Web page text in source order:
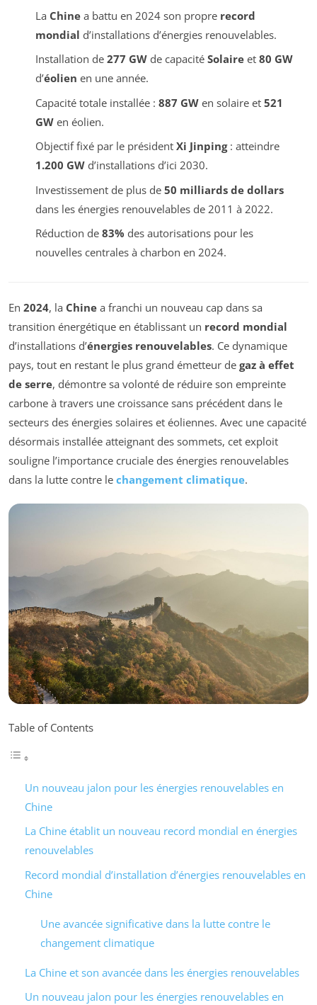
La Chinea battu en 2024 son propre record
mondial d’installations d’énergies renouvelables.
Installation de 277 GWde capacité Solaireet 80 GW
d’éolien en une année.
Capacité totale installée : 887 GWen solaire et 521
GWen éolien.
Objectif fixé par le président Xi Jinping: atteindre
1.200 GWd’installations d’ici 2030.
Investissement de plus de 50 milliards de dollars
dans les énergies renouvelables de 2011 à 2022.
Réduction de 83% des autorisations pour les
nouvelles centrales à charbon en 2024.
En 2024, la Chine a franchi un nouveau cap dans sa
transition énergétique en établissant un record mondial
d’installations d’énergies renouvelables. Ce dynamique
pays, tout en restant le plus grand émetteur de gaz à effet
de serre, démontre sa volonté de réduire son empreinte
carbone à travers une croissance sans précédent dans le
secteurs des énergies solaires et éoliennes. Avec une capacité
désormais installée atteignant des sommets, cet exploit
souligne l’importance cruciale des énergies renouvelables
dans la lutte contre le changement climatique.
Table of Contents
Un nouveau jalon pour les énergies renouvelables en
Chine
La Chine établit un nouveau record mondial en énergies
renouvelables
Record mondial d’installation d’énergies renouvelables en
Chine
Une avancée significative dans la lutte contre le
changement climatique
La Chine et son avancée dans les énergies renouvelables
Un nouveau jalon pour les énergies renouvelables en